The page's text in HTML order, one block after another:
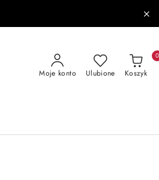
Moje konto Ulubione Koszyk
0